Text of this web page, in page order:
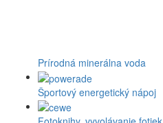
Prírodná minerálna voda
Športový energetický nápoj